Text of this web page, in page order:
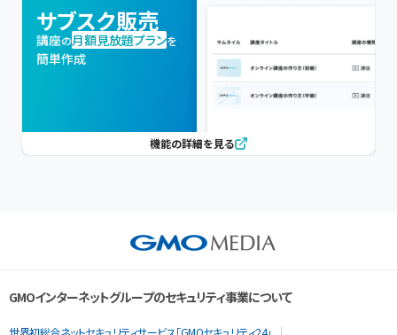
サブスク販売
講座の月額見放題プランを
簡単作成
機能の詳細を見る
GMOインターネットグループのセキュリティ事業について
世界初総合ネットセキュリティサービス「GMOセキュリティ24」